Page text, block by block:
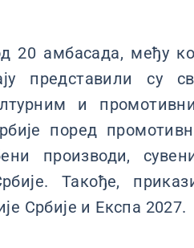
20 амбасада, међу
представили су
и
поред
производи,
Такође,
Србије и Експа 2027.